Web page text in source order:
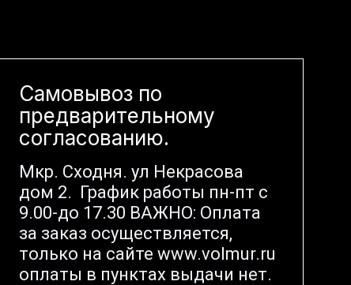
Самовывоз по
предварительному
согласованию.
Мкр. Сходня. ул Некрасова
дом 2. График работы пн-пт с
9.00-до 17.30 ВАЖНО: Оплата
за заказ осуществляется,
только на сайте www.volmur.ru
оплаты в пунктах выдачи нет.